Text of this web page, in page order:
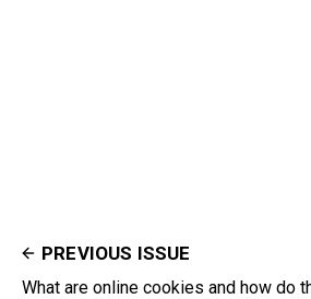
PREVIOUS ISSUE
What are online cookies and how do